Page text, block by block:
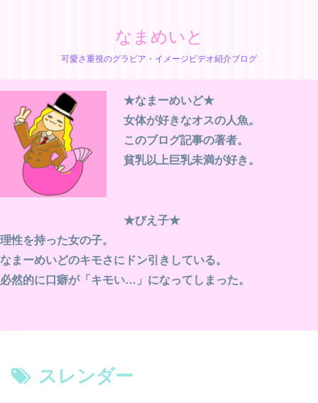
なまめいと
可愛さ重視のグラビア・イメージビデオ紹介ブログ
★なまーめいど★
女体が好きなオスの人魚。
このブログ記事の著者。
貧乳以上巨乳未満が好き。
★びえ子★
理性を持った女の子。
なまーめいどのキモさにドン引きしている。
必然的に口癖が「キモい…」になってしまった。
スレンダー